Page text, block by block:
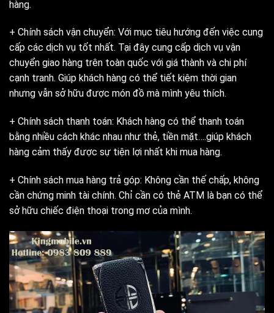
hàng.
+ Chính sách vận chuyển: Với mục tiêu hướng đến việc cung
cấp các dịch vụ tốt nhất. Tại đây cung cấp dịch vụ vận
chuyển giao hàng trên toàn quốc với giá thành và chi phí
cạnh tranh. Giúp khách hàng có thể tiết kiệm thời gian
nhưng vẫn sở hữu được món đồ mà mình yêu thích.
+ Chính sách thanh toán: Khách hàng có thể thanh toán
bằng nhiều cách khác nhau như thẻ, tiền mặt….giúp khách
hàng cảm thấy được sự tiện lợi nhất khi mua hàng.
+ Chính sách mua hàng trả góp: Không cần thế chấp, không
cần chứng minh tài chính. Chỉ cần có thẻ ATM là bạn có thể
sở hữu chiếc điện thoại trong mơ của mình.